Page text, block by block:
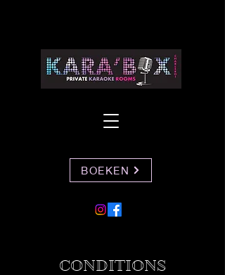
BOEKEN
CONDITIONS